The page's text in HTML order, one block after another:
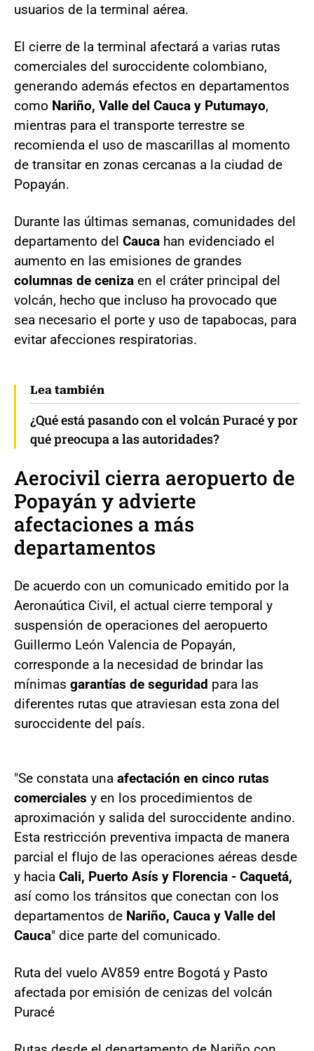
usuarios de la terminal aérea.
El cierre de la terminal afectará a varias rutas
comerciales del suroccidente colombiano,
generando además efectos en departamentos
como Nariño, Valle del Cauca y Putumayo,
mientras para el transporte terrestre se
recomienda el uso de mascarillas al momento
de transitar en zonas cercanas a la ciudad de
Popayán.
Durante las últimas semanas, comunidades del
departamento del Cauca han evidenciado el
aumento en las emisiones de grandes
columnas de ceniza en el cráter principal del
volcán, hecho que incluso ha provocado que
sea necesario el porte y uso de tapabocas, para
evitar afecciones respiratorias.
Lea también
¿Qué está pasando con el volcán Puracé y por
qué preocupa a las autoridades?
Aerocivil cierra aeropuerto de
Popayán y advierte
afectaciones a más
departamentos
De acuerdo con un comunicado emitido por la
Aeronaútica Civil, el actual cierre temporal y
suspensión de operaciones del aeropuerto
Guillermo León Valencia de Popayán,
corresponde a la necesidad de brindar las
mínimas garantías de seguridad para las
diferentes rutas que atraviesan esta zona del
suroccidente del país.
"Se constata una afectación en cinco rutas
comerciales y en los procedimientos de
aproximación y salida del suroccidente andino.
Esta restricción preventiva impacta de manera
parcial el flujo de las operaciones aéreas desde
y hacia Cali, Puerto Asís y Florencia - Caquetá,
así como los tránsitos que conectan con los
departamentos de Nariño, Cauca y Valle del
Cauca" dice parte del comunicado.
Ruta del vuelo AV859 entre Bogotá y Pasto
afectada por emisión de cenizas del volcán
Puracé